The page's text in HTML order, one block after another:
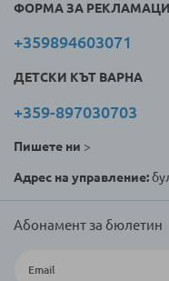
ФОРМА ЗА
+359894603071
ДЕТСКИ КЪТ ВАРНА
+359-897030703
Пишете ни >
Адрес на управление:
Абонамент за бюлетин